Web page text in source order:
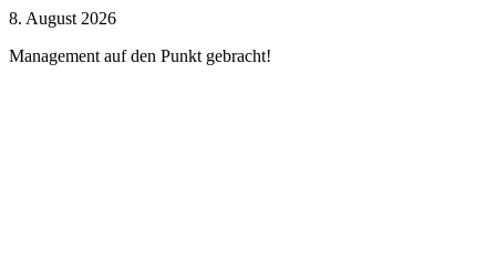
Zum
springen
8. August 2026
Management auf den Punkt gebracht!